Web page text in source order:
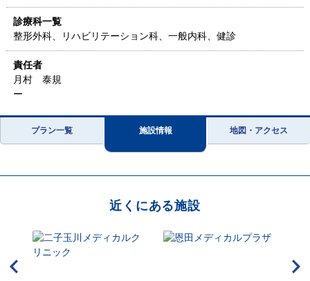
診療科一覧
整形外科、リハビリテーション科、一般内科、健診
責任者
月村 泰規
ー
プラン一覧 施設情報 地図・アクセス
近くにある施設